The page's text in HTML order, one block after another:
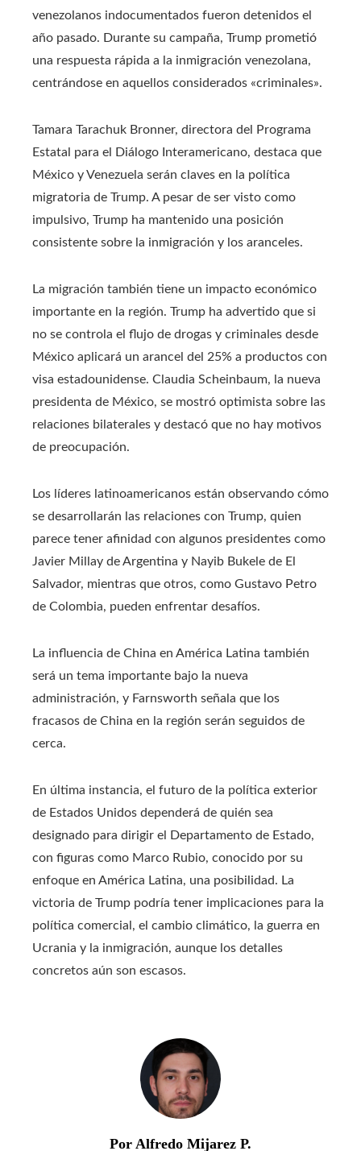
venezolanos indocumentados fueron detenidos el
año pasado. Durante su campaña, Trump prometió
una respuesta rápida a la inmigración venezolana,
centrándose en aquellos considerados «criminales».
Tamara Tarachuk Bronner, directora del Programa
Estatal para el Diálogo Interamericano, destaca que
México y Venezuela serán claves en la política
migratoria de Trump. A pesar de ser visto como
impulsivo, Trump ha mantenido una posición
consistente sobre la inmigración y los aranceles.
La migración también tiene un impacto económico
importante en la región. Trump ha advertido que si
no se controla el flujo de drogas y criminales desde
México aplicará un arancel del 25% a productos con
visa estadounidense. Claudia Scheinbaum, la nueva
presidenta de México, se mostró optimista sobre las
relaciones bilaterales y destacó que no hay motivos
de preocupación.
Los líderes latinoamericanos están observando cómo
se desarrollarán las relaciones con Trump, quien
parece tener afinidad con algunos presidentes como
Javier Millay de Argentina y Nayib Bukele de El
Salvador, mientras que otros, como Gustavo Petro
de Colombia, pueden enfrentar desafíos.
La influencia de China en América Latina también
será un tema importante bajo la nueva
administración, y Farnsworth señala que los
fracasos de China en la región serán seguidos de
cerca.
En última instancia, el futuro de la política exterior
de Estados Unidos dependerá de quién sea
designado para dirigir el Departamento de Estado,
con figuras como Marco Rubio, conocido por su
enfoque en América Latina, una posibilidad. La
victoria de Trump podría tener implicaciones para la
política comercial, el cambio climático, la guerra en
Ucrania y la inmigración, aunque los detalles
concretos aún son escasos.
Por Alfredo Mijarez P.